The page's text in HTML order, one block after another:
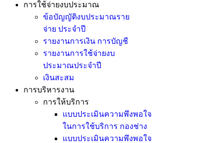
การใช้จ่ายงบประมาณ
ข้อบัญญัติงบประมาณราย
จ่าย ประจำปี
รายงานการเงิน การบัญชี
รายงานการใช้จ่ายงบ
ประมาณประจำปี
เงินสะสม
การบริหารงาน
การให้บริการ
แบบประเมินความพึงพอใจ
ในการใช้บริการ กองช่าง
แบบประเมินความพึงพอใจ